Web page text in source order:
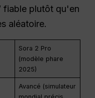
fiable plutôt qu'en
aléatoire.
Sora 2 Pro
(modèle phare
2025)
Avancé (simulateur